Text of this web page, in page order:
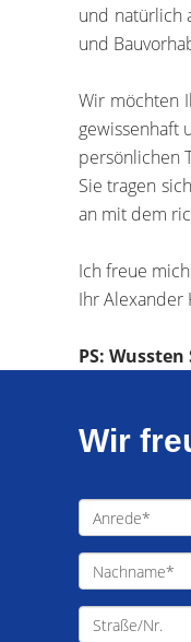
und natürlich
und
Wir möchten
gewissenhaft
persönlichen
Sie tragen
an mit dem
Ich freue
Ihr Alexander
PS:
Wir